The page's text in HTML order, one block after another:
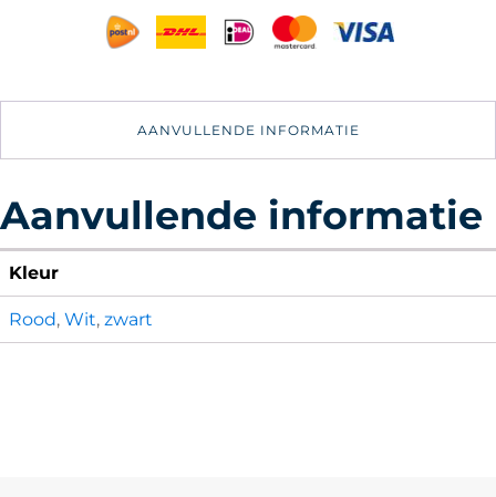
AANVULLENDE INFORMATIE
Aanvullende informatie
Kleur
Rood, Wit, zwart